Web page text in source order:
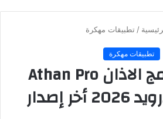
/ تطبيقات مهكرة
تطبيقات مهكرة
تحميل برنامج الاذان Athan Pro
إصدار